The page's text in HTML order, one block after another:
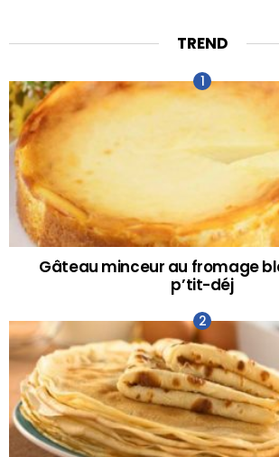
TREND
Gâteau minceur au fromage
p’tit-déj